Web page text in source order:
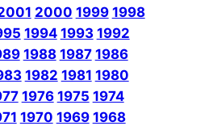
2000 1999 1998
1994 1993 1992
1988 1987 1986
1982 1981 1980
1976 1975 1974
1970 1969 1968